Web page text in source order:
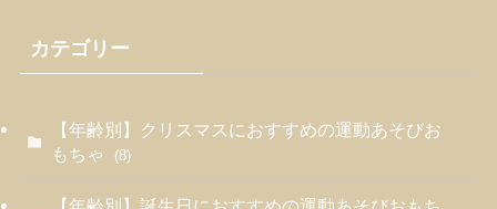
カテゴリー
【年齢別】クリスマスにおすすめの運動あそびお
もちゃ
(8)